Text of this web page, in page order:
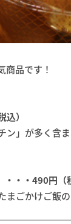
商品です！
）
」が多く含ま
・・490円（
ごかけご飯の